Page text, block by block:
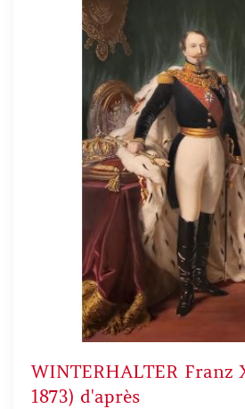
WINTERHALTER Franz
1873) d'après